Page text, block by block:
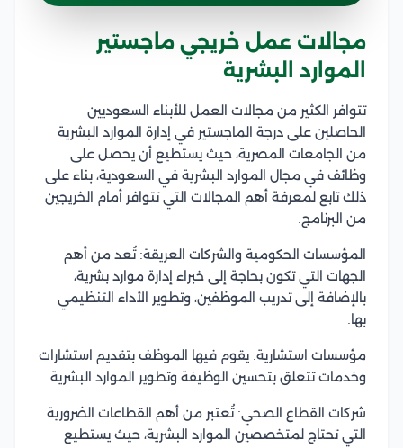
مجالات عمل خريجي ماجستير
الموارد البشرية
تتوافر الكثير من مجالات العمل للأبناء السعوديين
الحاصلين على درجة الماجستير في إدارة الموارد البشرية
من الجامعات المصرية، حيث يستطيع أن يحصل على
وظائف في مجال الموارد البشرية في السعودية، بناء على
ذلك تابع لمعرفة أهم المجالات التي تتوافر أمام الخريجين
من البرنامج.
المؤسسات الحكومية والشركات العريقة: تُعد من أهم
الجهات التي تكون بحاجة إلى خبراء إدارة موارد بشرية،
بالإضافة إلى تدريب الموظفين، وتطوير الأداء التنظيمي
بها.
مؤسسات استشارية: يقوم فيها الموظف بتقديم استشارات
وخدمات تتعلق بتحسين الوظيفة وتطوير الموارد البشرية.
شركات القطاع الصحي: تُعتبر من أهم القطاعات الضرورية
التي تحتاج لمتخصصين الموارد البشرية، حيث يستطيع